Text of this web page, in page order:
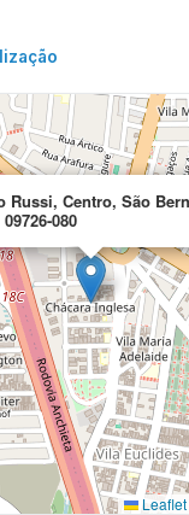
Russi, Centro, São
080
Leaflet